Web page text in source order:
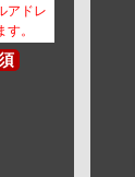
アドレ
。